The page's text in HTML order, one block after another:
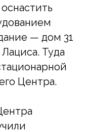
— дом 31
Туда
Центра.